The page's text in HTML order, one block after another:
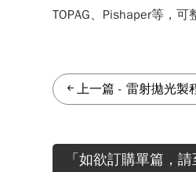
TOPAG、Pishaper等，
上一篇 -雷射拋光製
「如欲訂購單篇，請